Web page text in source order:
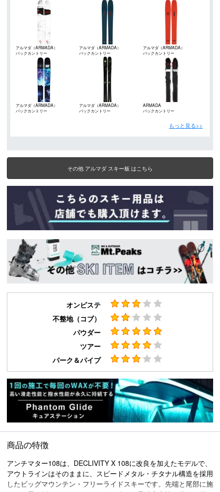
アルマダ（ARMADA）
バックカントリー
アルマダ（ARMADA）
バックカントリー
アルマダ（ARMADA）
バックカントリー
アルマダ（ARMADA）
バックカントリー
アルマダ（ARMADA）
バックカントリー
ARMADA
バックカントリー
もっと見る>>
その他 アルマダ スキー板 はこちら
オンピステ
不整地（コブ）
パウダー
ツアー
パーク＆パイプ
商品の特徴
アンチマター108は、DECLIVITY X 108に改良を加えたモデルで、
アウトラインはそのままに、スピードメタル・チタナル構造を採用
したビッグマウンテン・フリーライドスキーです。先端と尾部に施